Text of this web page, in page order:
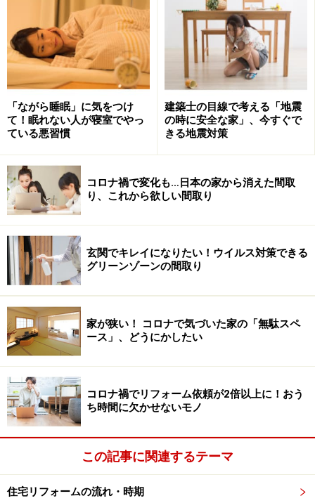
「ながら睡眠」に気をつけ
て！眠れない人が寝室でやっ
ている悪習慣
建築士の目線で考える「地震
の時に安全な家」、今すぐで
きる地震対策
コロナ禍で変化も…日本の家から消えた間取
り、これから欲しい間取り
玄関でキレイになりたい！ウイルス対策できる
グリーンゾーンの間取り
家が狭い！ コロナで気づいた家の「無駄スペ
ース」、どうにかしたい
コロナ禍でリフォーム依頼が2倍以上に！おう
ち時間に欠かせないモノ
この記事に関連するテーマ
住宅リフォームの流れ・時期